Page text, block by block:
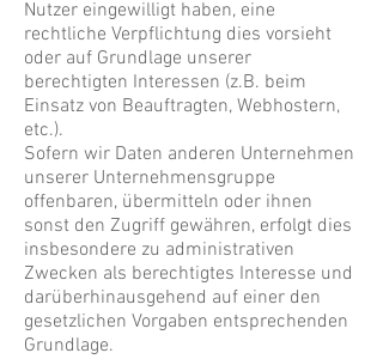
Nutzer eingewilligt haben, eine
rechtliche Verpflichtung dies vorsieht
oder auf Grundlage unserer
berechtigten Interessen (z.B. beim
Einsatz von Beauftragten, Webhostern,
etc.).
Sofern wir Daten anderen Unternehmen
unserer Unternehmensgruppe
offenbaren, übermitteln oder ihnen
sonst den Zugriff gewähren, erfolgt dies
insbesondere zu administrativen
Zwecken als berechtigtes Interesse und
darüberhinausgehend auf einer den
gesetzlichen Vorgaben entsprechenden
Grundlage.